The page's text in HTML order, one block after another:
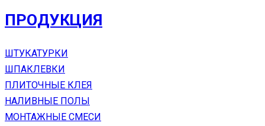
ПРОДУКЦИЯ
ШТУКАТУРКИ
ШПАКЛЕВКИ
ПЛИТОЧНЫЕ КЛЕЯ
НАЛИВНЫЕ ПОЛЫ
МОНТАЖНЫЕ СМЕСИ